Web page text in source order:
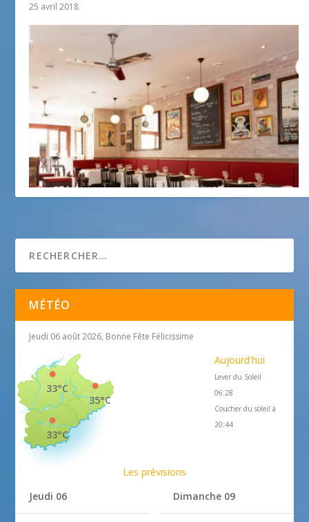
25 avril 2018
MÉTÉO
Jeudi 06 août 2026, Bonne Fête Félicissime
35°C
33°C
33°C
Aujourd'hui
Lever du Soleil
06:28
Coucher du soleil à
20:44
Les prévisions
Jeudi 06
Dimanche 09